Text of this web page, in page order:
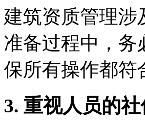
建筑资质管理涉
准备过程中，务
保所有操作都符
3. 重视人员的